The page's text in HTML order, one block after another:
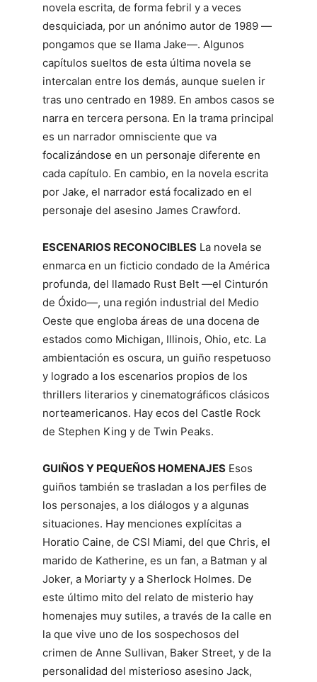
novela escrita, de forma febril y a veces
desquiciada, por un anónimo autor de 1989 —
pongamos que se llama Jake—. Algunos
capítulos sueltos de esta última novela se
intercalan entre los demás, aunque suelen ir
tras uno centrado en 1989. En ambos casos se
narra en tercera persona. En la trama principal
es un narrador omnisciente que va
focalizándose en un personaje diferente en
cada capítulo. En cambio, en la novela escrita
por Jake, el narrador está focalizado en el
personaje del asesino James Crawford.
ESCENARIOS RECONOCIBLES La novela se
enmarca en un ficticio condado de la América
profunda, del llamado Rust Belt —el Cinturón
de Óxido—, una región industrial del Medio
Oeste que engloba áreas de una docena de
estados como Michigan, Illinois, Ohio, etc. La
ambientación es oscura, un guiño respetuoso
y logrado a los escenarios propios de los
thrillers literarios y cinematográficos clásicos
norteamericanos. Hay ecos del Castle Rock
de Stephen King y de Twin Peaks.
GUIÑOS Y PEQUEÑOS HOMENAJES Esos
guiños también se trasladan a los perfiles de
los personajes, a los diálogos y a algunas
situaciones. Hay menciones explícitas a
Horatio Caine, de CSI Miami, del que Chris, el
marido de Katherine, es un fan, a Batman y al
Joker, a Moriarty y a Sherlock Holmes. De
este último mito del relato de misterio hay
homenajes muy sutiles, a través de la calle en
la que vive uno de los sospechosos del
crimen de Anne Sullivan, Baker Street, y de la
personalidad del misterioso asesino Jack,